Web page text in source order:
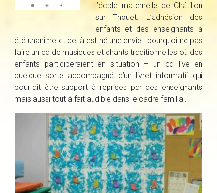
l’école maternelle de Châtillon
sur Thouet. L’adhésion des
enfants et des enseignants a
été unanime et de là est né une envie : pourquoi ne pas
faire un cd de musiques et chants traditionnelles où des
enfants participeraient en situation – un cd live en
quelque sorte accompagné d’un livret informatif qui
pourrait être support à reprises par des enseignants
mais aussi tout à fait audible dans le cadre familial.